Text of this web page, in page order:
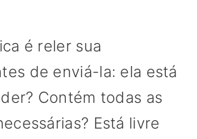
é reler sua
de enviá-la: ela está
Contém todas as
Está livre